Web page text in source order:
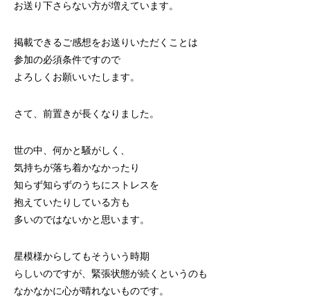
お送り下さらない方が増えています。
掲載できるご感想をお送りいただくことは
参加の必須条件ですので
よろしくお願いいたします。
さて、前置きが長くなりました。
世の中、何かと騒がしく、
気持ちが落ち着かなかったり
知らず知らずのうちにストレスを
抱えていたりしている方も
多いのではないかと思います。
星模様からしてもそういう時期
らしいのですが、緊張状態が続くというのも
なかなかに心が晴れないものです。